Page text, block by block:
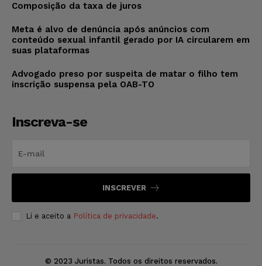
Composição da taxa de juros
Meta é alvo de denúncia após anúncios com
conteúdo sexual infantil gerado por IA circularem em
suas plataformas
Advogado preso por suspeita de matar o filho tem
inscrição suspensa pela OAB-TO
Inscreva-se
INSCREVER
Li e aceito a Política de privacidade.
© 2023 Juristas. Todos os direitos reservados.